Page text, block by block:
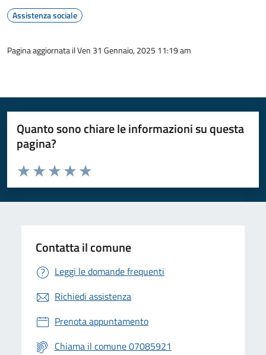
Assistenza sociale
Pagina aggiornata il Ven 31 Gennaio, 2025 11:19 am
Quanto sono chiare le informazioni su questa
pagina?
Valuta da 1 a 5 stelle la pagina
Valuta 5 stelle su 5
Valuta 4 stelle su 5
Valuta 3 stelle su 5
Valuta 2 stelle su 5
Valuta 1 stelle su 5
Contatta il comune
Leggi le domande frequenti
Richiedi assistenza
Prenota appuntamento
Chiama il comune 07085921